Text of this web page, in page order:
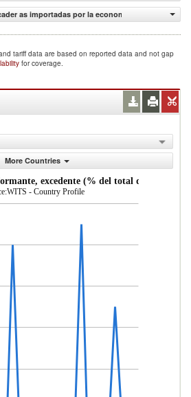
as importadas por la econom a informante,
tariff data are based on reported data and not gap
for coverage.
More Countries
excedente (% del total de mercader
- Country Profile